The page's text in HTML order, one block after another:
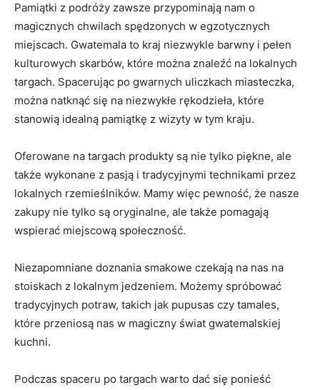
Pamiątki‌ z ‍podróży zawsze przypominają⁣ nam o‍
magicznych chwilach spędzonych w​ egzotycznych
miejscach. Gwatemala to kraj niezwykle barwny i pełen
kulturowych skarbów, które można ‍znaleźć⁣ na ​lokalnych
targach. Spacerując po gwarnych uliczkach miasteczka,
można ‌natknąć się‌ na ⁤niezwykłe‌ rękodzieła, które
stanowią ‍idealną pamiątkę​ z wizyty w tym kraju.
Oferowane na targach produkty są nie ⁤tylko‌ piękne, ale
także ⁤wykonane‌ z ‍pasją⁢ i tradycyjnymi technikami przez
lokalnych rzemieślników. Mamy więc⁢ pewność, że⁤ nasze
‌zakupy nie tylko są oryginalne, ale‍ także pomagają
wspierać miejscową ⁣społeczność.
Niezapomniane doznania smakowe czekają na⁣ nas ‌na
stoiskach z lokalnym jedzeniem. Możemy‍ spróbować
tradycyjnych potraw, takich jak pupusas ‍czy tamales,
które⁣ przeniosą nas w magiczny świat gwatemalskiej
kuchni.
Podczas spaceru ‍po targach ⁣warto dać ⁣się‍ ponieść